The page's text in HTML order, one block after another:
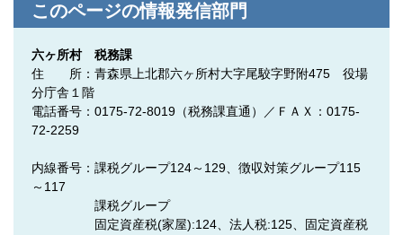
このページの情報発信部門
六ヶ所村 税務課
住 所：青森県上北郡六ヶ所村大字尾駮字野附475 役場
分庁舎１階
電話番号：0175-72-8019（税務課直通）／ＦＡＸ：0175-
72-2259
内線番号：課税グループ124～129、徴収対策グループ115
～117
課税グループ
固定資産税(家屋):124、法人税:125、固定資産税